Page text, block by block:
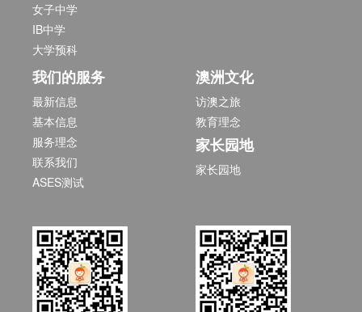
女子中学
IB中学
大学预科
我们的服务
最新信息
基本信息
服务理念
联系我们
ASES测试
澳洲文化
访澳之旅
教育理念
家长园地
家长园地